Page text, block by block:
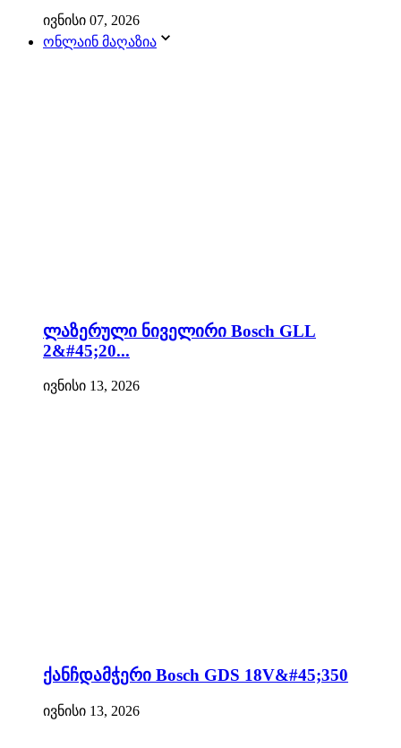
ივნისი 07, 2026
ონლაინ მაღაზია
ლაზერული ნიველირი Bosch GLL
2&#45;20...
ივნისი 13, 2026
ქანჩდამჭერი Bosch GDS 18V&#45;350
ივნისი 13, 2026